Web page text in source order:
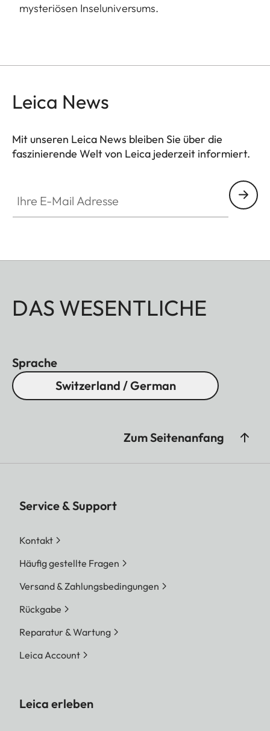
mysteriösen Inseluniversums.
Leica News
Mit unseren Leica News bleiben Sie über die
faszinierende Welt von Leica jederzeit informiert.
DAS WESENTLICHE
Sprache
Switzerland / German
Zum Seitenanfang
Service & Support
Kontakt
Häufig gestellte Fragen
Versand & Zahlungsbedingungen
Rückgabe
Reparatur & Wartung
Leica Account
Leica erleben